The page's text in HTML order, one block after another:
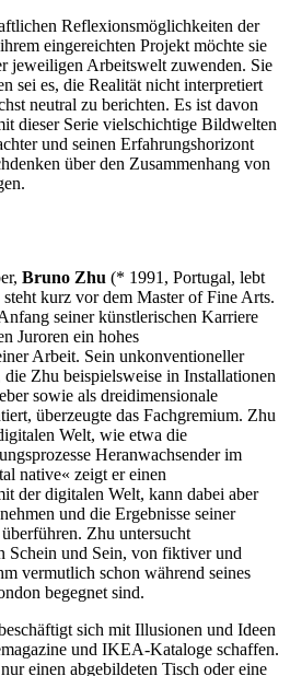
Reflexionsmöglichkeiten der
eingereichten Projekt möchte sie
jeweiligen Arbeitswelt zuwenden. Sie
sei es, die Realität nicht interpretiert
neutral zu berichten. Es ist davon
dieser Serie vielschichtige Bildwelten
und seinen Erfahrungshorizont
über den Zusammenhang von
Bruno Zhu (* 1991, Portugal, lebt
kurz vor dem Master of Fine Arts.
seiner künstlerischen Karriere
Juroren ein hohes
Arbeit. Sein unkonventioneller
Zhu beispielsweise in Installationen
sowie als dreidimensionale
überzeugte das Fachgremium. Zhu
Welt, wie etwa die
Heranwachsender im
native« zeigt er einen
der digitalen Welt, kann dabei aber
und die Ergebnisse seiner
Zhu untersucht
Schein und Sein, von fiktiver und
vermutlich schon während seines
begegnet sind.
sich mit Illusionen und Ideen
und IKEA-Kataloge schaffen.
einen abgebildeten Tisch oder eine